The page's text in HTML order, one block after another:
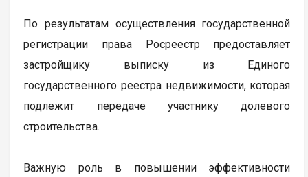
По результатам осуществления государственной
регистрации права Росреестр предоставляет
застройщику выписку из Единого
государственного реестра недвижимости, которая
подлежит передаче участнику долевого
строительства.
Важную роль в повышении эффективности